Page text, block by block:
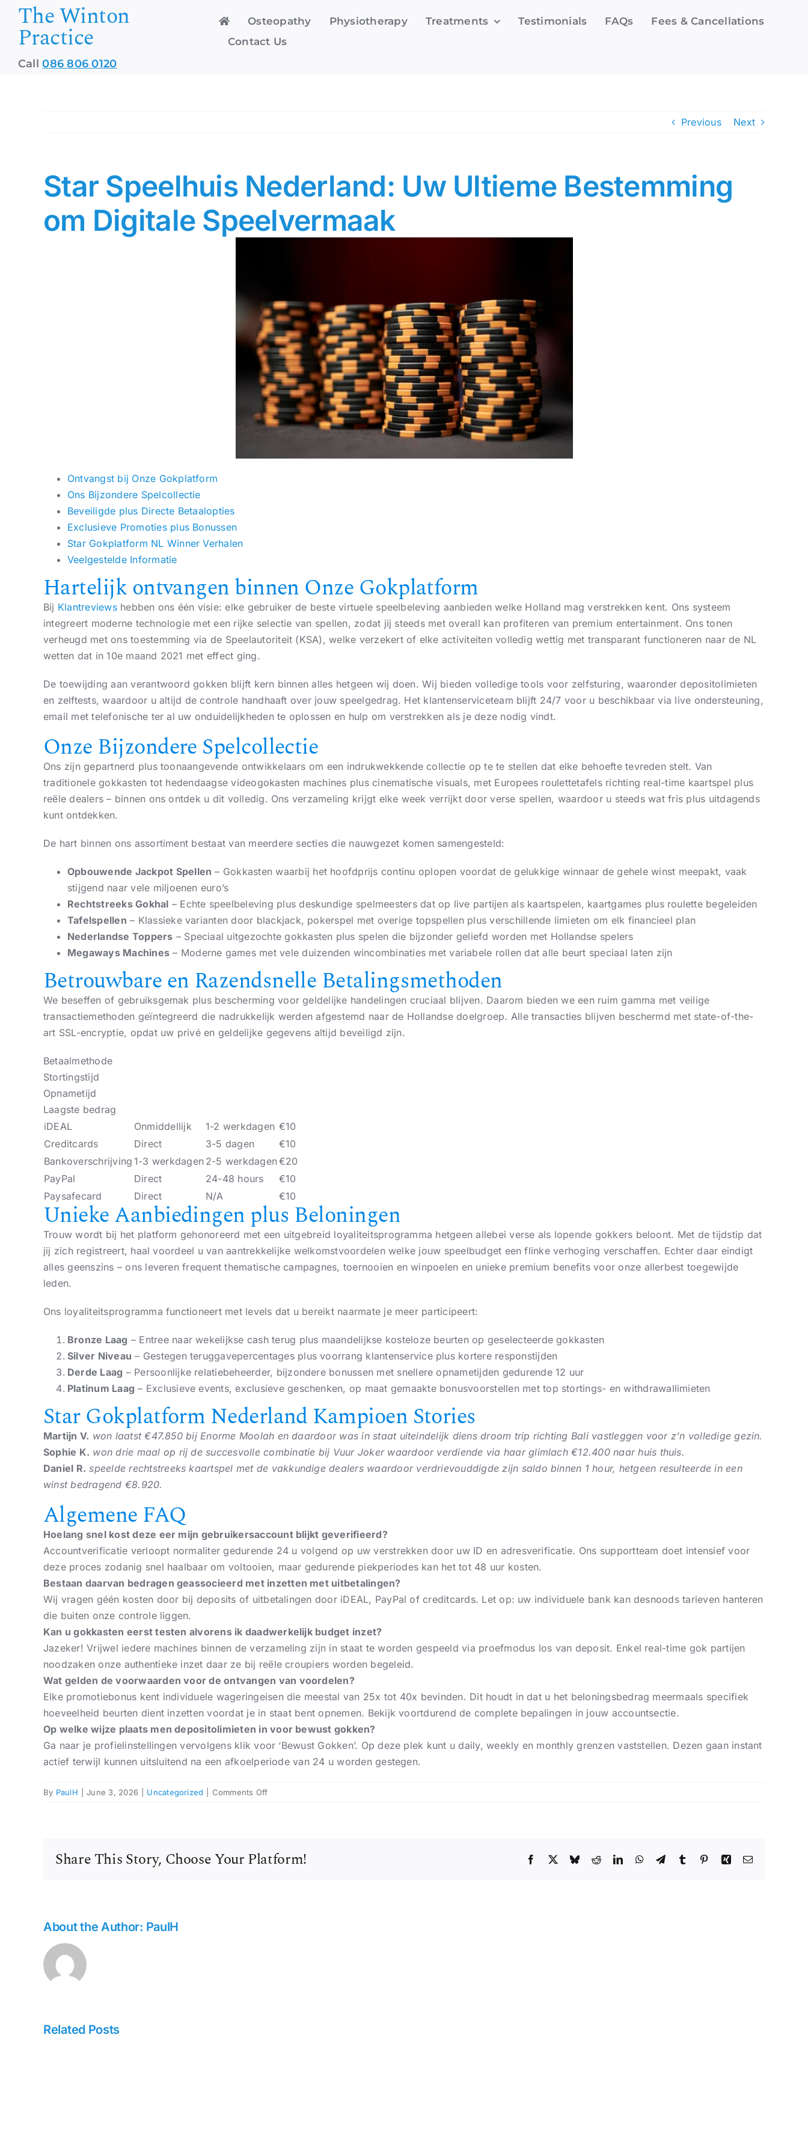
Skip
content
The Winton
Practice
Call086 806 0120
Osteopathy Physiotherapy Treatments Testimonials FAQs
Fees & Cancellations
Contact Us
Previous Next
Star Speelhuis Nederland: Uw Ultieme Bestemming
om Digitale Speelvermaak
Ontvangst bij Onze Gokplatform
Ons Bijzondere Spelcollectie
Beveiligde plus Directe Betaalopties
Exclusieve Promoties plus Bonussen
Star Gokplatform NL Winner Verhalen
Veelgestelde Informatie
Hartelijk ontvangen binnen Onze Gokplatform
Bij Klantreviewshebben ons één visie: elke gebruiker de beste virtuele speelbeleving aanbieden welke Holland mag verstrekken kent. Ons systeem
integreert moderne technologie met een rijke selectie van spellen, zodat jij steeds met overall kan profiteren van premium entertainment. Ons tonen
verheugd met ons toestemming via de Speelautoriteit (KSA), welke verzekert of elke activiteiten volledig wettig met transparant functioneren naar de NL
wetten dat in 10e maand 2021 met effect ging.
De toewijding aan verantwoord gokken blijft kern binnen alles hetgeen wij doen. Wij bieden volledige tools voor zelfsturing, waaronder depositolimieten
en zelftests, waardoor u altijd de controle handhaaft over jouw speelgedrag. Het klantenserviceteam blijft 24/7 voor u beschikbaar via live ondersteuning,
email met telefonische ter al uw onduidelijkheden te oplossen en hulp om verstrekken als je deze nodig vindt.
Onze Bijzondere Spelcollectie
Ons zijn gepartnerd plus toonaangevende ontwikkelaars om een indrukwekkende collectie op te te stellen dat elke behoefte tevreden stelt. Van
traditionele gokkasten tot hedendaagse videogokasten machines plus cinematische visuals, met Europees roulettetafels richting real-time kaartspel plus
reële dealers – binnen ons ontdek u dit volledig. Ons verzameling krijgt elke week verrijkt door verse spellen, waardoor u steeds wat fris plus uitdagends
kunt ontdekken.
De hart binnen ons assortiment bestaat van meerdere secties die nauwgezet komen samengesteld:
Opbouwende Jackpot Spellen – Gokkasten waarbij het hoofdprijs continu oplopen voordat de gelukkige winnaar de gehele winst meepakt, vaak
stijgend naar vele miljoenen euro’s
Rechtstreeks Gokhal – Echte speelbeleving plus deskundige spelmeesters dat op live partijen als kaartspelen, kaartgames plus roulette begeleiden
Tafelspellen – Klassieke varianten door blackjack, pokerspel met overige topspellen plus verschillende limieten om elk financieel plan
Nederlandse Toppers – Speciaal uitgezochte gokkasten plus spelen die bijzonder geliefd worden met Hollandse spelers
Megaways Machines – Moderne games met vele duizenden wincombinaties met variabele rollen dat alle beurt speciaal laten zijn
Betrouwbare en Razendsnelle Betalingsmethoden
We beseffen of gebruiksgemak plus bescherming voor geldelijke handelingen cruciaal blijven. Daarom bieden we een ruim gamma met veilige
transactiemethoden geïntegreerd die nadrukkelijk werden afgestemd naar de Hollandse doelgroep. Alle transacties blijven beschermd met state-of-the-
art SSL-encryptie, opdat uw privé en geldelijke gegevens altijd beveiligd zijn.
Betaalmethode
Stortingstijd
Opnametijd
Laagste bedrag
iDEAL
Onmiddellijk 1-2 werkdagen €10
Creditcards
Direct 3-5 dagen
€10
Bankoverschrijving 1-3 werkdagen 2-5 werkdagen€20
PayPal
Direct 24-48 hours
€10
Paysafecard
Direct N/A €10
Unieke Aanbiedingen plus Beloningen
Trouw wordt bij het platform gehonoreerd met een uitgebreid loyaliteitsprogramma hetgeen allebei verse als lopende gokkers beloont. Met de tijdstip dat
jij zich registreert, haal voordeel u van aantrekkelijke welkomstvoordelen welke jouw speelbudget een flinke verhoging verschaffen. Echter daar eindigt
alles geenszins – ons leveren frequent thematische campagnes, toernooien en winpoelen en unieke premium benefits voor onze allerbest toegewijde
leden.
Ons loyaliteitsprogramma functioneert met levels dat u bereikt naarmate je meer participeert:
Bronze Laag – Entree naar wekelijkse cash terug plus maandelijkse kosteloze beurten op geselecteerde gokkasten
Silver Niveau – Gestegen teruggavepercentages plus voorrang klantenservice plus kortere responstijden
Derde Laag – Persoonlijke relatiebeheerder, bijzondere bonussen met snellere opnametijden gedurende 12 uur
Platinum Laag – Exclusieve events, exclusieve geschenken, op maat gemaakte bonusvoorstellen met top stortings- en withdrawallimieten
Star Gokplatform Nederland Kampioen Stories
Martijn V. won laatst €47.850 bij Enorme Moolah en daardoor was in staat uiteindelijk diens droom trip richting Bali vastleggen voor z’n volledige gezin.
Sophie K. won drie maal op rij de succesvolle combinatie bij Vuur Joker waardoor verdiende via haar glimlach €12.400 naar huis thuis.
Daniel R. speelde rechtstreeks kaartspel met de vakkundige dealers waardoor verdrievouddigde zijn saldo binnen 1 hour, hetgeen resulteerde in een
winst bedragend €8.920.
Algemene FAQ
Hoelang snel kost deze eer mijn gebruikersaccount blijkt geverifieerd?
Accountverificatie verloopt normaliter gedurende 24 u volgend op uw verstrekken door uw ID en adresverificatie. Ons supportteam doet intensief voor
deze proces zodanig snel haalbaar om voltooien, maar gedurende piekperiodes kan het tot 48 uur kosten.
Bestaan daarvan bedragen geassocieerd met inzetten met uitbetalingen?
Wij vragen géén kosten door bij deposits of uitbetalingen door iDEAL, PayPal of creditcards. Let op: uw individuele bank kan desnoods tarieven hanteren
die buiten onze controle liggen.
Kan u gokkasten eerst testen alvorens ik daadwerkelijk budget inzet?
Jazeker! Vrijwel iedere machines binnen de verzameling zijn in staat te worden gespeeld via proefmodus los van deposit. Enkel real-time gok partijen
noodzaken onze authentieke inzet daar ze bij reële croupiers worden begeleid.
Wat gelden de voorwaarden voor de ontvangen van voordelen?
Elke promotiebonus kent individuele wageringeisen die meestal van 25x tot 40x bevinden. Dit houdt in dat u het beloningsbedrag meermaals specifiek
hoeveelheid beurten dient inzetten voordat je in staat bent opnemen. Bekijk voortdurend de complete bepalingen in jouw accountsectie.
Op welke wijze plaats men depositolimieten in voor bewust gokken?
Ga naar je profielinstellingen vervolgens klik voor ‘Bewust Gokken’. Op deze plek kunt u daily, weekly en monthly grenzen vaststellen. Dezen gaan instant
actief terwijl kunnen uitsluitend na een afkoelperiode van 24 u worden gestegen.
By PaulH June 3, 2026 Uncategorized Comments Offon
Ultieme
Share This Story, Choose Your Platform! Facebook
X BlueskyRedditLinkedInWhatsApp
TelegramTumblr PinterestXing Email
About the Author: PaulH
Related Posts